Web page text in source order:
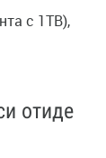
с 1ТВ),
отиде